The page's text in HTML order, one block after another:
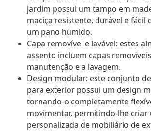
jardim possui um tampo em
maciça resistente, durável e fácil
um pano húmido.
Capa removível e lavável: estes
assento incluem capas
manutenção e a lavagem.
Design modular: este conjunto
para exterior possui um design
tornando-o completamente
movimentar, permitindo-lhe criar
personalizada de mobiliário de